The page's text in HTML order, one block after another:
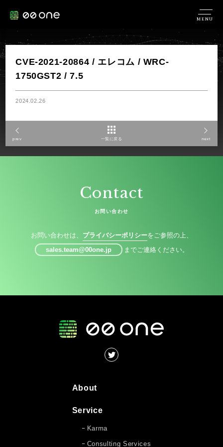
MENU
CVE-2021-20864 / エレコム / WRC-
1750GST2 / 7.5
2024.02.26
prev 一覧に戻る next
Contact
お問い合わせ
お問い合わせは、 プライバシーポリシーをご参照の上、
sales.team@00one.jp
までご連絡ください。
About
Service
Karma
Consulting Services